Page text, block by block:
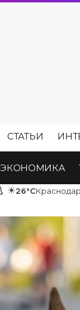
СТАТЬИ
ЭКОНОМИКА
☀26°CКраснодар